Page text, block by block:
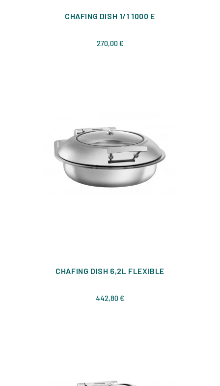
CHAFING DISH 1/1 1000 E
270,00 €Prix
CHAFING DISH 6,2L FLEXIBLE
442,80 €